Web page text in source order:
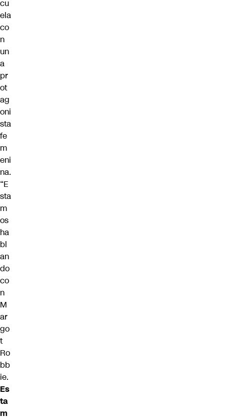
cu
ela
co
n
un
a
pr
ot
ag
oni
sta
fe
m
eni
na.
“E
sta
m
os
ha
bl
an
do
co
n
M
ar
go
t
Ro
bb
ie.
Es
ta
m